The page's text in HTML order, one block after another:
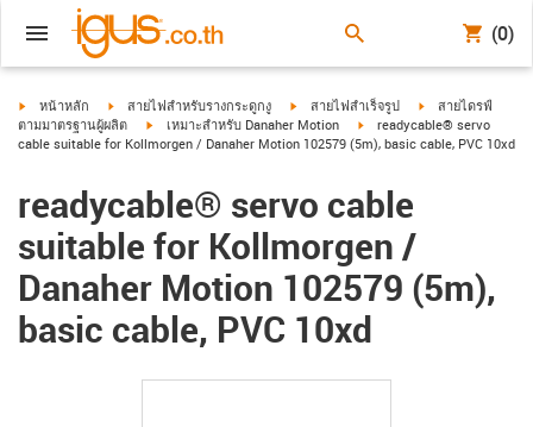
(0)
igus-icon-arrow-right
หน้าหลัก igus-icon-arrow-right
สายไฟสำหรับรางกระดูกงู igus-icon-arrow-right
สายไฟสำเร็จรูป igus-icon-arrow-
สายไดรฟ์
ตามมาตรฐานผู้ผลิต
igus-icon-arrow-right
เหมาะสำหรับ Danaher Motion igus-icon-arrow-right
readycable® servo
cable suitable for Kollmorgen / Danaher Motion 102579 (5m), basic cable, PVC 10xd
readycable® servo cable
suitable for Kollmorgen /
Danaher Motion 102579 (5m),
basic cable, PVC 10xd